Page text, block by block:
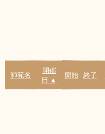
師範名
開催
日 ▲
開始 終了